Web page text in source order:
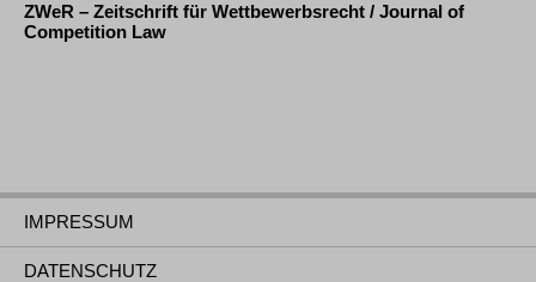
ZWeR – Zeitschrift für Wettbewerbsrecht / Journal of
Competition Law
IMPRESSUM
DATENSCHUTZ